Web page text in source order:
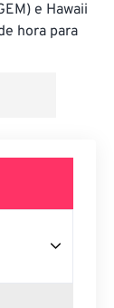
e Hawaii
hora para